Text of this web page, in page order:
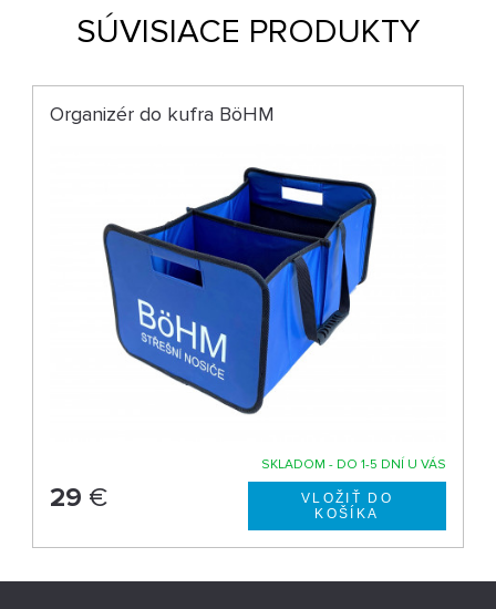
SÚVISIACE PRODUKTY
Organizér do kufra BöHM
SKLADOM - DO 1-5 DNÍ U VÁS
29 €